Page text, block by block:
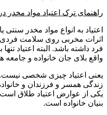
راهنمای ترک اعتیاد مواد مخدر
اعتیاد به انواع مواد مخدر
اثرات مخربی روی سلامت
فرد داشته باشد. البته اعتیاد
واقع بلای جان خانواده و
یعنی اعتیاد چیزی شخصی نیست.
زندگی همسر و فرزندان و
یکی از عوارض اعتیاد طلاق
بنیان خانواده است.